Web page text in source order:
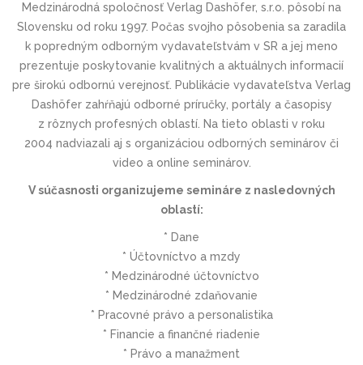
Medzinárodná spoločnosť Verlag Dashöfer, s.r.o. pôsobí na
Slovensku od roku 1997. Počas svojho pôsobenia sa zaradila
k popredným odborným vydavateľstvám v SR a jej meno
prezentuje poskytovanie kvalitných a aktuálnych informacií
pre širokú odbornú verejnosť. Publikácie vydavateľstva Verlag
Dashöfer zahŕňajú odborné príručky, portály a časopisy
z rôznych profesných oblastí. Na tieto oblasti v roku
2004 nadviazali aj s organizáciou odborných seminárov či
video a online seminárov.
V súčasnosti organizujeme semináre z nasledovných
oblastí:
* Dane
* Účtovníctvo a mzdy
* Medzinárodné účtovníctvo
* Medzinárodné zdaňovanie
* Pracovné právo a personalistika
* Financie a finančné riadenie
* Právo a manažment